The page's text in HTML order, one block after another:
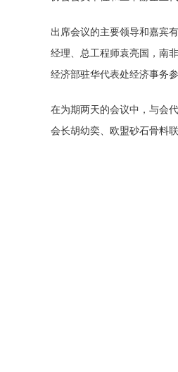
出席会议的主要领导和嘉宾
经理、总工程师袁亮国，南
经济部驻华代表处经济事务
在为期两天的会议中，与会
会长胡幼奕、欧盟砂石骨料